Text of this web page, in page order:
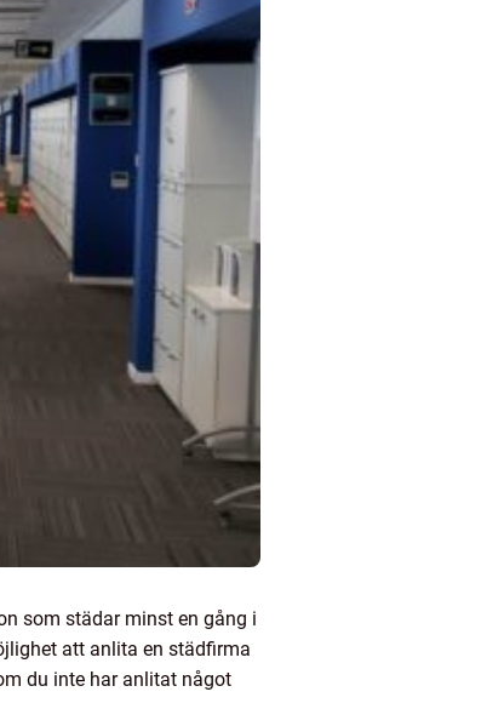
som städar minst en gång i
att anlita en städfirma
du inte har anlitat något